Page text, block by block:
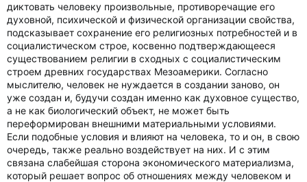
диктовать человеку произвольные, противоречащие его
духовной, психической и физической организации свойства,
подсказывает сохранение его религиозных потребностей и в
социалистическом строе, косвенно подтверждающееся
существованием религии в сходных с социалистическим
строем древних государствах Мезоамерики. Согласно
мыслителю, человек не нуждается в создании заново, он
уже создан и, будучи создан именно как духовное существо,
а не как биологический объект, не может быть
переформирован внешними материальными условиями.
Если подобные условия и влияют на человека, то и он, в свою
очередь, также реально воздействует на них. И с этим
связана слабейшая сторона экономического материализма,
который решает вопрос об отношениях между человеком и